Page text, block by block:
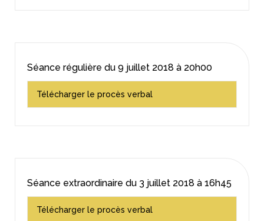
Séance régulière du 9 juillet 2018 à 20h00
Télécharger le procès verbal
Séance extraordinaire du 3 juillet 2018 à 16h45
Télécharger le procès verbal